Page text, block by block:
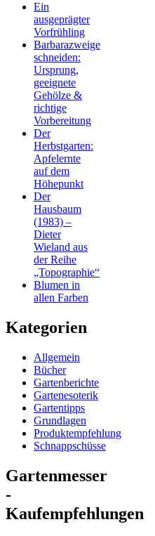
Ein
ausgeprägter
Vorfrühling
Barbarazweige
schneiden:
Ursprung,
geeignete
Gehölze &
richtige
Vorbereitung
Der
Herbstgarten:
Apfelernte
auf dem
Höhepunkt
Der
Hausbaum
(1983) –
Dieter
Wieland aus
der Reihe
„Topographie“
Blumen in
allen Farben
Kategorien
Allgemein
Bücher
Gartenberichte
Gartenesoterik
Gartentipps
Grundlagen
Produktempfehlung
Schnappschüsse
Gartenmesser
-
Kaufempfehlungen